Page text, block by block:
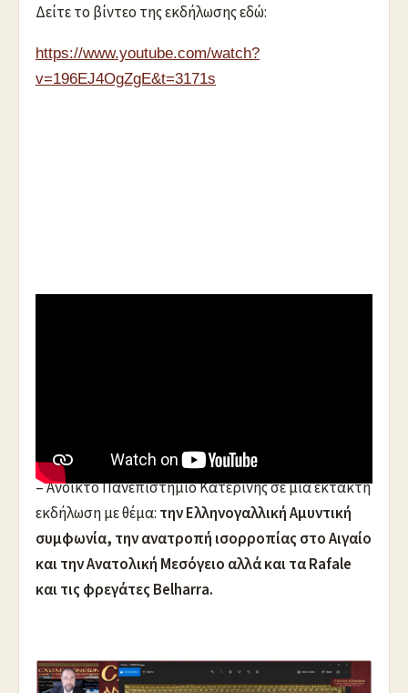
Δείτε το βίντεο της εκδήλωσης εδώ:
https://www.youtube.com/watch?
v=196EJ4OgZgE&t=3171s
Οκτ. 2021 μίλησαν διαδικτυακά στην Σχολή Γονέων
– Ανοικτό Πανεπιστήμιο Κατερίνης σε μία έκτακτη
εκδήλωση με θέμα: την Ελληνογαλλική Αμυντική
συμφωνία, την ανατροπή ισορροπίας στο Αιγαίο
και την Ανατολική Μεσόγειο αλλά και τα Rafale
και τις φρεγάτες Belharra.